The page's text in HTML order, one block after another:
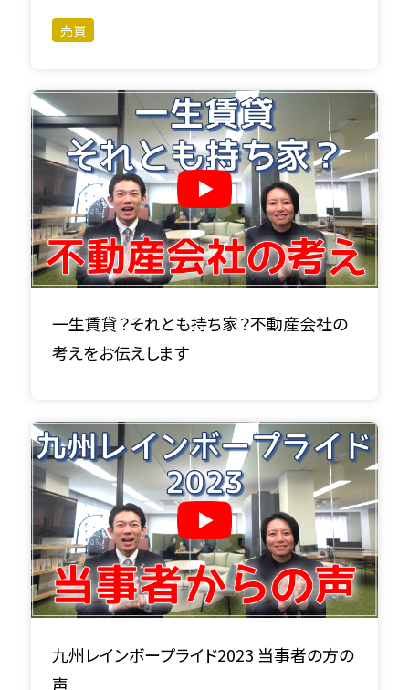
売買
一生賃貸？それとも持ち家？不動産会社の
考えをお伝えします
九州レインボープライド2023 当事者の方の
声